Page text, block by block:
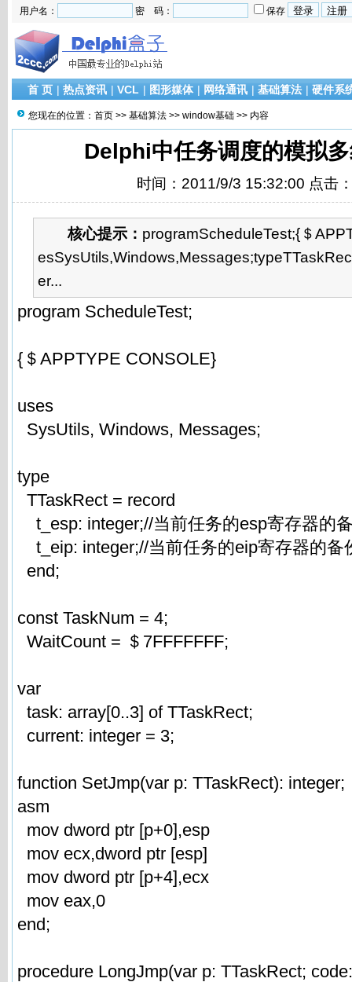
用户名： 密 码： 保存
首 页 | 热点资讯 | VCL | 图形媒体 | 网络通讯 | 基础算法 | 硬件系
您现在的位置： 首页 >> 基础算法 >> window基础 >> 内容
Delphi中任务调度的模拟
时间：2011/9/3 15:32:00 点击
核心提示： programScheduleTest;{＄
er...
program ScheduleTest;
{＄APPTYPE CONSOLE}
uses
SysUtils, Windows, Messages;
type
TTaskRect = record
t_esp: integer;//当前任务的esp寄存器的
t_eip: integer;//当前任务的eip寄存器的备
end;
const TaskNum = 4;
WaitCount = ＄7FFFFFFF;
var
task: array[0..3] of TTaskRect;
current: integer = 3;
function SetJmp(var p: TTaskRect): integer;
asm
mov dword ptr [p+0],esp
mov ecx,dword ptr [esp]
mov dword ptr [p+4],ecx
mov eax,0
end;
procedure LongJmp(var p: TTaskRect;